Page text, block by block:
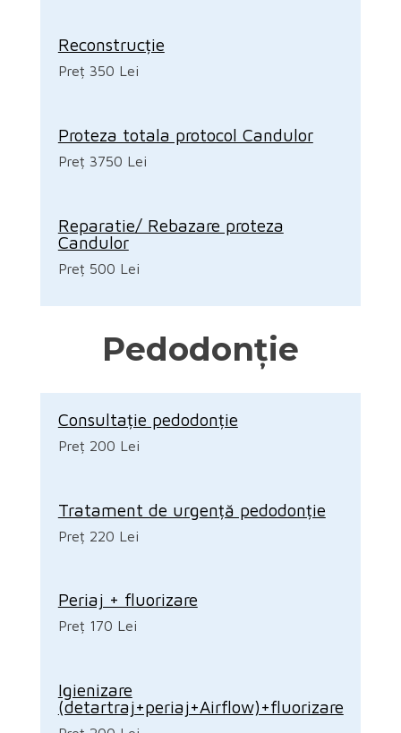
Reconstrucție
Preț 350 Lei
Proteza totala protocol Candulor
Preț 3750 Lei
Reparatie/ Rebazare proteza
Candulor
Preț 500 Lei
Pedodonție
Consultație pedodonție
Preț 200 Lei
Tratament de urgență pedodonție
Preț 220 Lei
Periaj + fluorizare
Preț 170 Lei
Igienizare
(detartraj+periaj+Airflow)+fluorizare